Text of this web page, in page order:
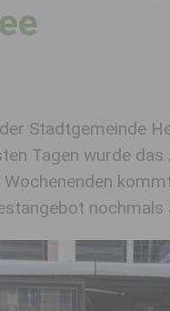
Stadtgemeinde
Tagen wurde
nochmals